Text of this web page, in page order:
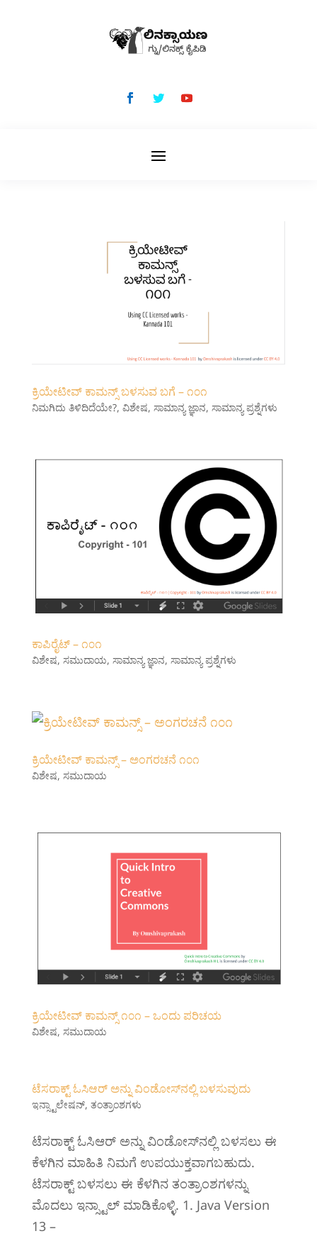
ಕ್ರಿಯೇಟೀವ್ ಕಾಮನ್ಸ್ ಬಳಸುವ ಬಗೆ – ೧೦೧
ನಿಮಗಿದು ತಿಳಿದಿದೆಯೇ?, ವಿಶೇಷ, ಸಾಮಾನ್ಯ ಜ್ಞಾನ, ಸಾಮಾನ್ಯ ಪ್ರಶ್ನೆಗಳು
ಕಾಪಿರೈಟ್ – ೧೦೧
ವಿಶೇಷ, ಸಮುದಾಯ, ಸಾಮಾನ್ಯ ಜ್ಞಾನ, ಸಾಮಾನ್ಯ ಪ್ರಶ್ನೆಗಳು
ಕ್ರಿಯೇಟೀವ್ ಕಾಮನ್ಸ್ – ಅಂಗರಚನೆ ೧೦೧
ವಿಶೇಷ, ಸಮುದಾಯ
‍ಕ್ರಿಯೇಟೀವ್ ಕಾಮನ್ಸ್ ೧೦೧‌ – ಒಂದು ಪರಿಚಯ
ವಿಶೇಷ, ಸಮುದಾಯ
ಟೆಸರಾಕ್ಟ್ ಓಸಿಆರ್ ಅನ್ನು ವಿಂಡೋಸ್‌ನಲ್ಲಿ ಬಳಸುವುದು
ಇನ್ಸ್ಟಾಲೇಷನ್, ತಂತ್ರಾಂಶಗಳು
ಟೆಸರಾಕ್ಟ್ ಓಸಿಆರ್ ಅನ್ನು ವಿಂಡೋಸ್‌ನಲ್ಲಿ ಬಳಸಲು ಈ
ಕೆಳಗಿನ ಮಾಹಿತಿ ನಿಮಗೆ ಉಪಯುಕ್ತವಾಗಬಹುದು.
ಟೆಸರಾಕ್ಟ್ ಬಳಸಲು ಈ ಕೆಳ‍ಗಿನ ತಂತ್ರಾಂಶಗಳನ್ನು
ಮೊದಲು ಇನ್ಸ್ಟಾಲ್ ಮಾಡಿಕೊಳ್ಳಿ. ‍1. Java Version
13 –